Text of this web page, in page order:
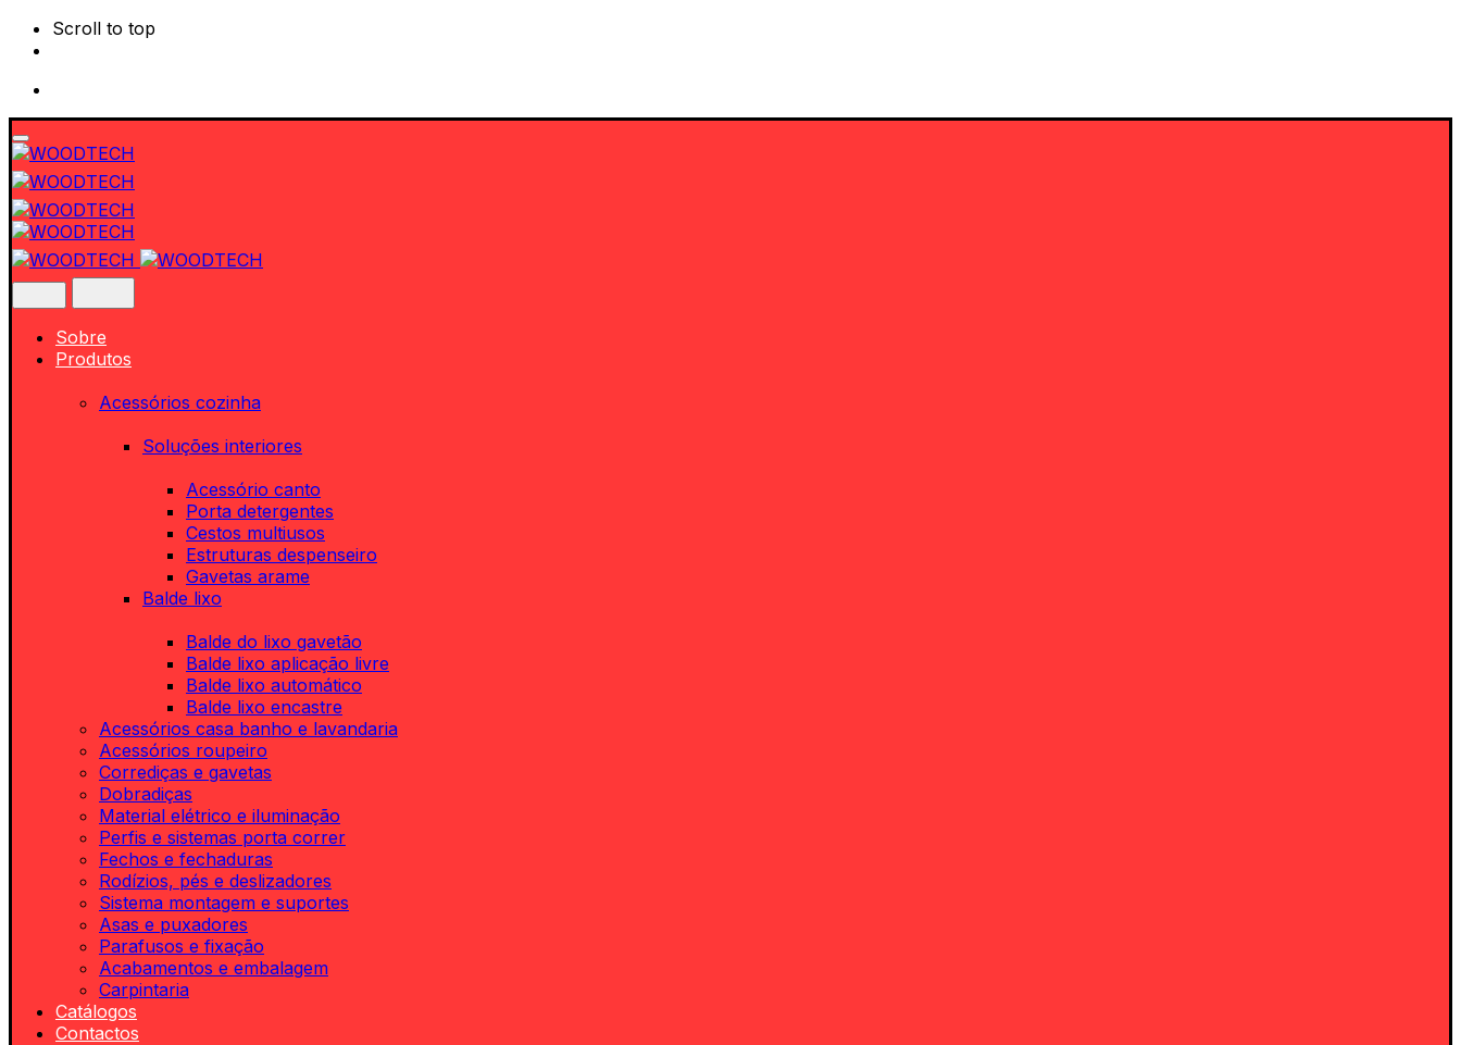
Scroll to top
Skip
to
content
Sobre
Produtos
Acessórios cozinha
Soluções interiores
Acessório canto
Porta detergentes
Cestos multiusos
Estruturas despenseiro
Gavetas arame
Balde lixo
Balde do lixo gavetão
Balde lixo aplicação livre
Balde lixo automático
Balde lixo encastre
Acessórios casa banho e lavandaria
Acessórios roupeiro
Corrediças e gavetas
Dobradiças
Material elétrico e iluminação
Perfis e sistemas porta correr
Fechos e fechaduras
Rodízios, pés e deslizadores
Sistema montagem e suportes
Asas e puxadores
Parafusos e fixação
Acabamentos e embalagem
Carpintaria
Catálogos
Contactos